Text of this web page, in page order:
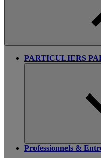
PARTICULIERS
Professionnels &